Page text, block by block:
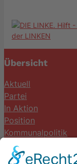
Übersicht
Aktuell
Partei
In Aktion
Position
Kommunalpolitik
Termine